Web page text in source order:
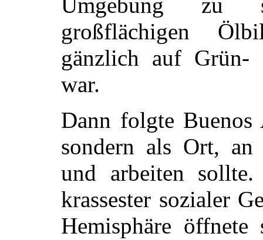
Umgebung zu
großflächigen
gänzlich auf Grün-
war.
Dann folgte
sondern als Ort,
und arbeiten
krassester sozialer
Hemisphäre